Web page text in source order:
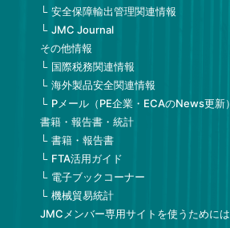
安全保障輸出管理関連情報
JMC Journal
その他情報
国際税務関連情報
海外製品安全関連情報
Pメール（PE企業・ECAのNews更新）
書籍・報告書・統計
書籍・報告書
FTA活用ガイド
電子ブックコーナー
機械貿易統計
JMCメンバー専用サイトを使うためには